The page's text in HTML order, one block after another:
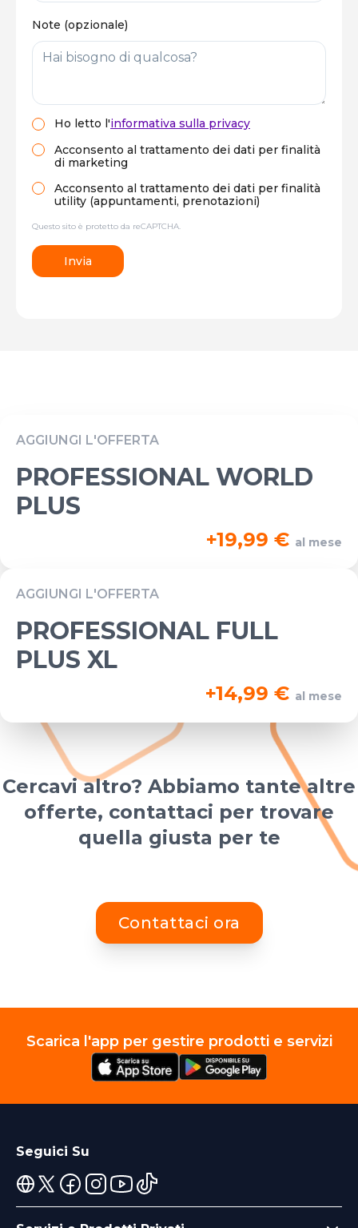
Note (opzionale)
Ho letto l'informativa sulla privacy
Acconsento al trattamento dei dati per finalità
di marketing
Acconsento al trattamento dei dati per finalità
utility (appuntamenti, prenotazioni)
Questo sito è protetto da reCAPTCHA.
Invia
AGGIUNGI L'OFFERTA
PROFESSIONAL WORLD
PLUS
+19,99 € al mese
AGGIUNGI L'OFFERTA
PROFESSIONAL FULL
PLUS XL
+14,99 € al mese
Cercavi altro? Abbiamo tante altre
offerte, contattaci per trovare
quella giusta per te
Contattaci ora
Scarica l'app per gestire prodotti e servizi
Seguici Su